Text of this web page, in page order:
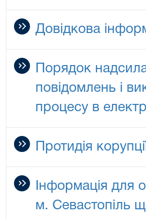
Довідкова
Порядок
повідомлень і
процесу в
Протидія
Інформація для
м. Севастопіль